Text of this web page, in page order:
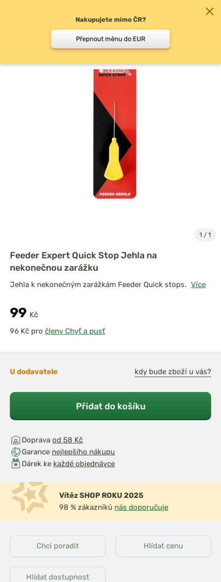
1 / 1
Feeder Expert Quick Stop Jehla na
nekonečnou zarážku
Jehla k nekonečným zarážkám Feeder Quick stops. Více
99 Kč
pro členy Chyť a pusť
U dodavatele kdy bude zboží u vás?
Přidat do košíku
Doprava od 58 Kč
Garance nejlepšího nákupu
Dárek ke každé objednávce
Vítěz SHOP ROKU 2025
98 % zákazníků nás doporučuje
Chci poradit Hlídat cenu
Hlídat dostupnost
Nakupujete mimo ČR?
Přepnout měnu do EUR